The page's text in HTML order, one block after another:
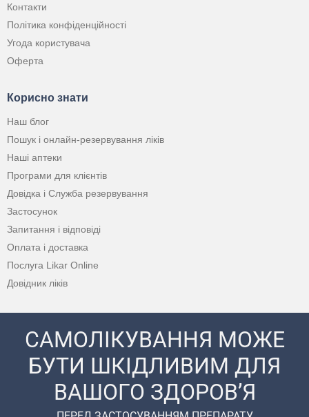
Контакти
Політика конфіденційності
Угода користувача
Оферта
Корисно знати
Наш блог
Пошук і онлайн-резервування ліків
Наші аптеки
Програми для клієнтів
Довідка і Служба резервування
Застосунок
Запитання і відповіді
Оплата і доставка
Послуга Likar Online
Довідник ліків
САМОЛІКУВАННЯ МОЖЕ
БУТИ ШКІДЛИВИМ ДЛЯ
ВАШОГО ЗДОРОВ’Я